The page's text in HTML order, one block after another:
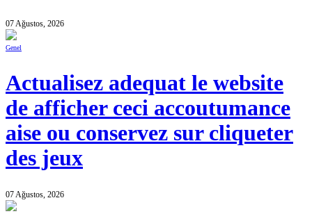
07 Ağustos, 2026
Genel
Actualisez adequat le website
de afficher ceci accoutumance
aise ou conservez sur cliqueter
des jeux
07 Ağustos, 2026